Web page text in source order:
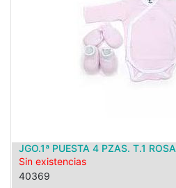
JGO.1ª PUESTA 4 PZAS. T.1 ROSA
Sin existencias
40369